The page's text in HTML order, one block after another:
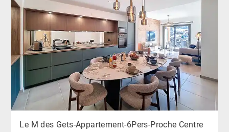
Le M des Gets-Appartement-6Pers-Proche Centre